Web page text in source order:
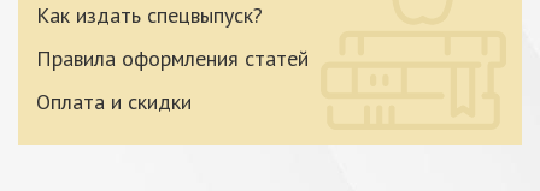
Как издать спецвыпуск?
Правила оформления статей
Оплата и скидки